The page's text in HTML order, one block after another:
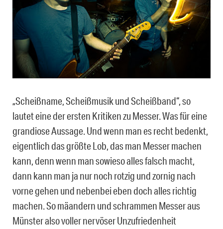
„Scheißname, Scheißmusik und Scheißband“, so
lautet eine der ersten Kritiken zu Messer. Was für eine
grandiose Aussage. Und wenn man es recht bedenkt,
eigentlich das größte Lob, das man Messer machen
kann, denn wenn man sowieso alles falsch macht,
dann kann man ja nur noch rotzig und zornig nach
vorne gehen und nebenbei eben doch alles richtig
machen. So mäandern und schrammen Messer aus
Münster also voller nervöser Unzufriedenheit